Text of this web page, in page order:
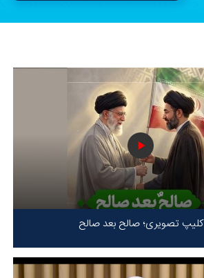
کلیپ تصویری؛ صالح بعد صالح